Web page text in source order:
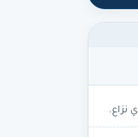
نزاع.